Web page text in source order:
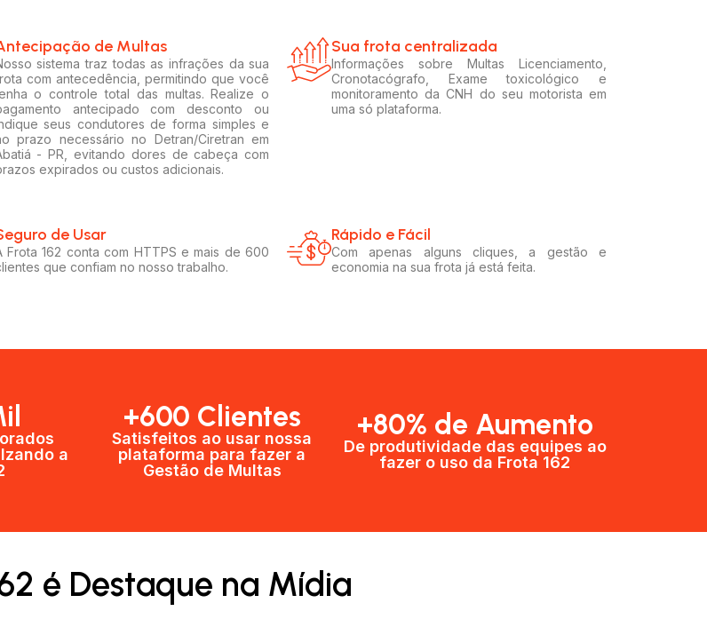
de Multas
sistema traz todas as infrações da sua
com antecedência, permitindo que você
o controle total das multas. Realize o
antecipado com desconto ou
seus condutores de forma simples e
prazo necessário no Detran/Ciretran em
- PR, evitando dores de cabeça com
expirados ou custos adicionais.
Sua frota centralizada​
Informações sobre Multas Licenciamento,
Cronotacógrafo, Exame toxicológico e
monitoramento da CNH do seu motorista em
uma só plataforma.
de Usar​
Frota 162 conta com HTTPS e mais de 600
que confiam no nosso trabalho.
Rápido e Fácil​
Com apenas alguns cliques, a gestão e
economia na sua frota já está feita.
a
+600 Clientes​
Satisfeitos ao usar nossa
plataforma para fazer a
Gestão de Multas​
+80% de Aumento
De produtividade das equipes ao
fazer o uso da Frota 162​
é Destaque na Mídia